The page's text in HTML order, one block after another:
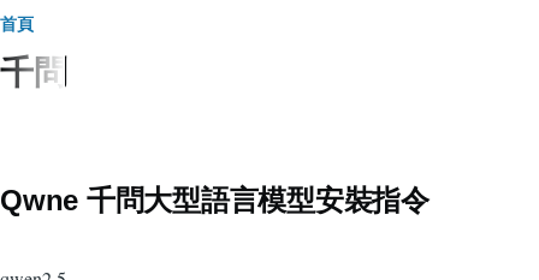
導
航
首頁
千問
Qwne 千問大型語言模型安裝指令